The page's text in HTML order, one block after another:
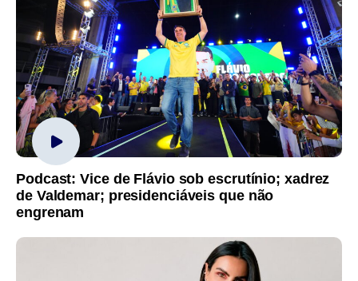
Podcast: Vice de Flávio sob escrutínio; xadrez
de Valdemar; presidenciáveis que não
engrenam